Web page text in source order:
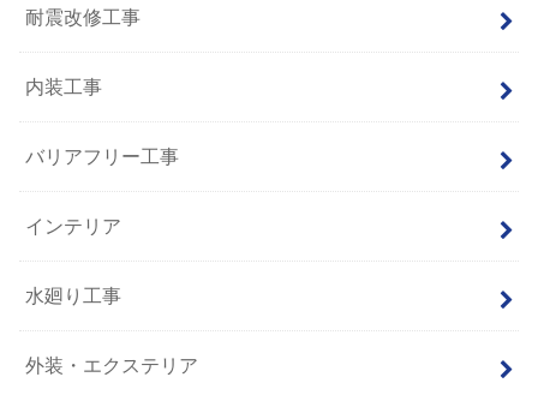
耐震改修工事
内装工事
バリアフリー工事
インテリア
水廻り工事
外装・エクステリア